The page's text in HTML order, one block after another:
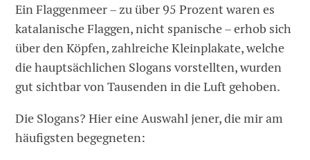
Ein Flaggenmeer – zu über 95 Prozent waren es
katalanische Flaggen, nicht spanische – erhob sich
über den Köpfen, zahlreiche Kleinplakate, welche
die hauptsächlichen Slogans vorstellten, wurden
gut sichtbar von Tausenden in die Luft gehoben.
Die Slogans? Hier eine Auswahl jener, die mir am
häufigsten begegneten: